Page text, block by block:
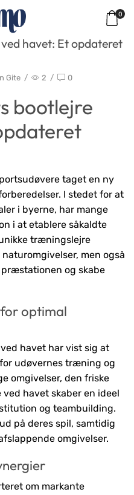
0
havet: Et opdateret
Gite / 2 / 0
bootlejre
taget en ny
I stedet for at
i byerne, har mange
i at etablere såkaldte
træningslejre
men også
og skabe
optimal
havet har vist sig at
udøvernes træning og
omgivelser, den friske
havet skaber en ideel
og teambuilding.
på deres spil, samtidig
omgivelser.
om markante